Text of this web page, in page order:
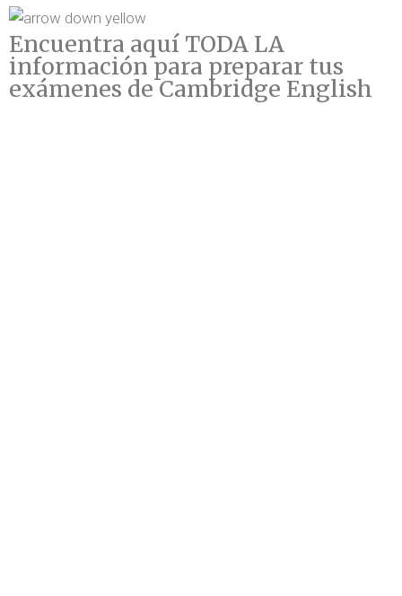
Encuentra aquí TODA LA
información para preparar tus
exámenes de Cambridge English